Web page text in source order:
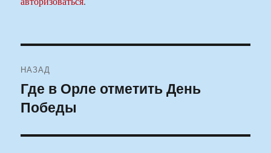
по
записям
НАЗАД
Предыдущая
запись:
Где в Орле отметить День
Победы